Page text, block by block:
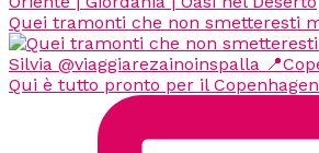
Quei tramonti che non smetteresti
Qui è tutto pronto per il